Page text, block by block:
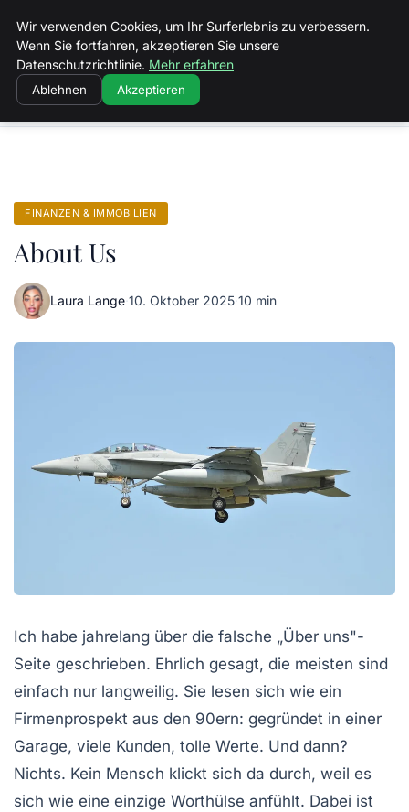
Volkertvandergraaf
Startseite Finanzen & Immobilien
FINANZEN & IMMOBILIEN
About Us
Laura Lange·10. Oktober 2025·10 min
Ich habe jahrelang über die falsche „Über uns"-
Seite geschrieben. Ehrlich gesagt, die meisten sind
einfach nur langweilig. Sie lesen sich wie ein
Firmenprospekt aus den 90ern: gegründet in einer
Garage, viele Kunden, tolle Werte. Und dann?
Nichts. Kein Mensch klickt sich da durch, weil es
sich wie eine einzige Worthülse anfühlt. Dabei ist
Wir verwenden Cookies, um Ihr Surferlebnis zu verbessern.
Wenn Sie fortfahren, akzeptieren Sie unsere
Datenschutzrichtlinie. Mehr erfahren
Ablehnen Akzeptieren